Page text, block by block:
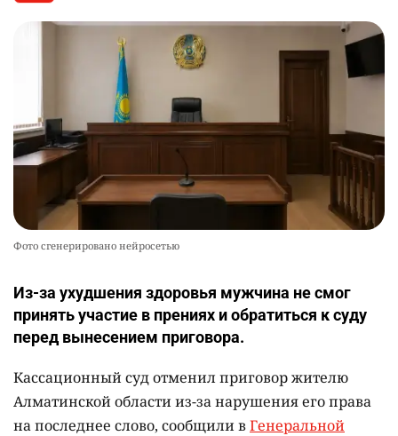
Фото сгенерировано нейросетью
Из-за ухудшения здоровья мужчина не смог
принять участие в прениях и обратиться к суду
перед вынесением приговора.
Кассационный суд отменил приговор жителю
Алматинской области из-за нарушения его права
на последнее слово, сообщили вГенеральной